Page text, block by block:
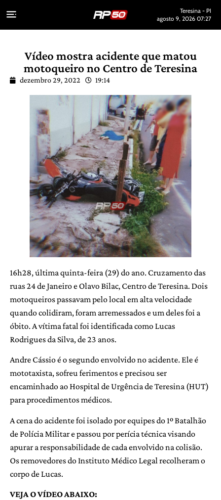
Teresina - PI
agosto 9, 2026 07:27
Vídeo mostra acidente que matou
motoqueiro no Centro de Teresina
dezembro 29, 2022 19:14
16h28, última quinta-feira (29) do ano. Cruzamento das
ruas 24 de Janeiro e Olavo Bilac, Centro de Teresina. Dois
motoqueiros passavam pelo local em alta velocidade
quando colidiram, foram arremessados e um deles foi a
óbito. A vítima fatal foi identificada como Lucas
Rodrigues da Silva, de 23 anos.
Andre Cássio é o segundo envolvido no acidente. Ele é
mototaxista, sofreu ferimentos e precisou ser
encaminhado ao Hospital de Urgência de Teresina (HUT)
para procedimentos médicos.
A cena do acidente foi isolado por equipes do 1º Batalhão
de Polícia Militar e passou por perícia técnica visando
apurar a responsabilidade de cada envolvido na colisão.
Os removedores do Instituto Médico Legal recolheram o
corpo de Lucas.
VEJA O VÍDEO ABAIXO: